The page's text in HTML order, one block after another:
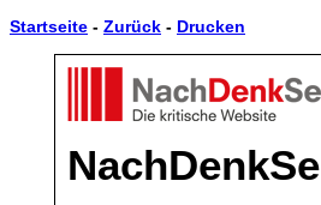
Startseite - Zurück - Drucken